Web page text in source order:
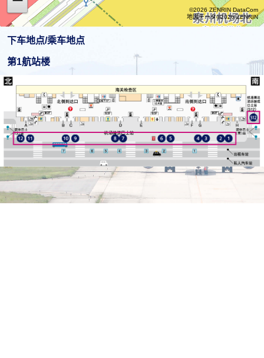
©2026 ZENRIN DataCom
地図データ©2026 ZENRIN
下车地点/乘车地点
第1航站楼